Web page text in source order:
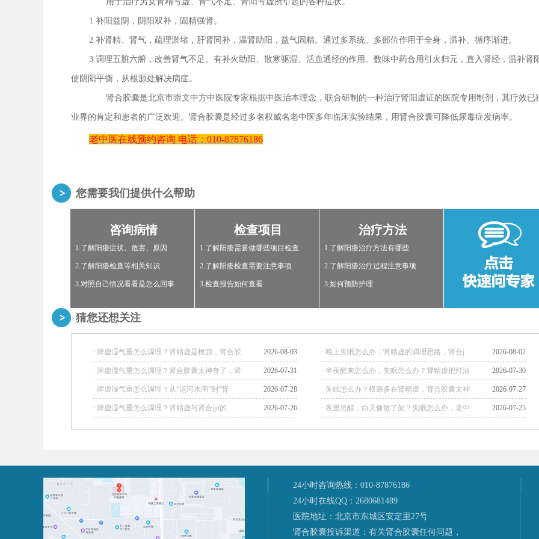
1.补阳益阴，阴阳双补，固精强肾。
2.补肾精、肾气，疏理淤堵，肝肾同补，温肾助阳，益气固精。通过多系统、多部位作用于全身，温补、循序渐进。
3.调理五脏六腑，改善肾气不足。有补火助阳、散寒驱湿、活血通经的作用。数味中药合用引火归元，直入肾经，温补肾
使阴阳平衡，从根源处解决病症。
肾合胶囊是北京市崇文中方中医院专家根据中医治本理念，联合研制的一种治疗肾阳虚证的医院专用制剂，其疗效已
业界的肯定和患者的广泛欢迎。肾合胶囊是经过多名权威名老中医多年临床实验结果，用肾合胶囊可降低尿毒症发病率。
老中医在线预约咨询 电话： 010-87876186
您需要我们提供什么帮助
咨询病情
1.了解阳痿症状、危害、原因
2.了解阳痿检查等相关知识
3.对照自己情况看看是怎么回事
检查项目
1.了解阳痿需要做哪些项目检查
2.了解阳痿检查需要注意事项
3.检查报告如何查看
治疗方法
1.了解阳痿治疗方法有哪些
2.了解阳痿治疗过程注意事项
3.如何预防护理
猜您还想关注
· 脾虚湿气重怎么调理？肾精虚是根源，肾合胶 2026-08-03 · 晚上失眠怎么办，肾精虚的调理思路，肾合j 2026-08-02
· 脾虚湿气重怎么调理？肾合胶囊太神奇了，肾 2026-07-31 · 半夜醒来怎么办，失眠怎么办？肾精虚把灯油 2026-07-30
· 脾虚湿气重怎么调理？从“运河水闸”到“肾 2026-07-28 · 失眠怎么办？根源多在肾精虚，肾合胶囊太神 2026-07-27
· 脾虚湿气重怎么调理？肾精虚与肾合jjn的 2026-07-26 · 夜里总醒，白天像散了架？失眠怎么办，老中 2026-07-25
24小时咨询热线：010-87876186
24小时在线QQ：2680681489
医院地址：北京市东城区安定里27号
肾合胶囊投诉渠道：有关肾合胶囊任何问题，